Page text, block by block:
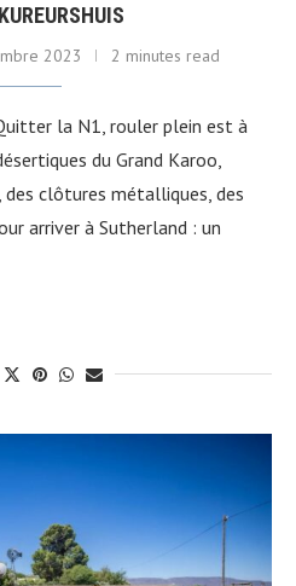
2023 2 minutes read
la N1, rouler plein est à
du Grand Karoo,
clôtures métalliques, des
arriver à Sutherland : un